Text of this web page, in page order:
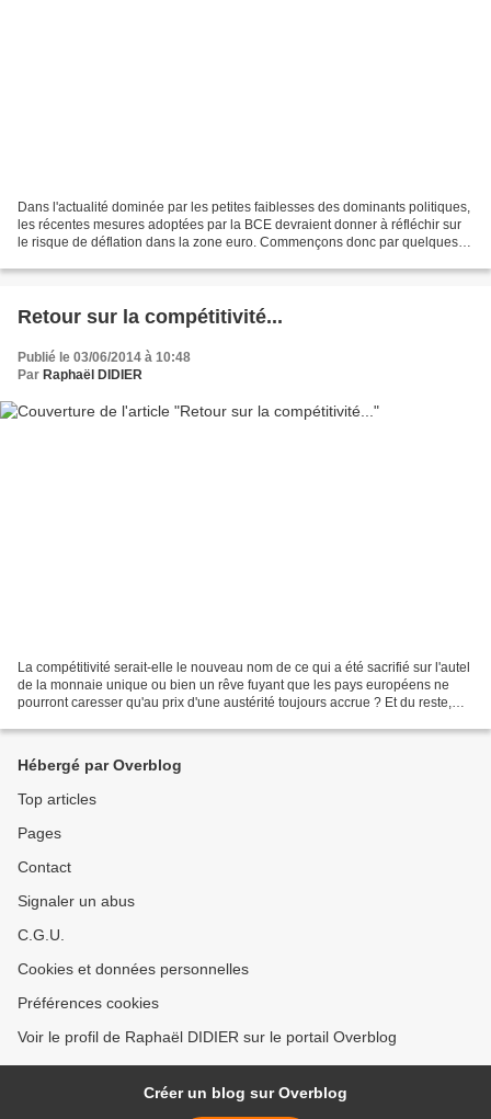
Dans l'actualité dominée par les petites faiblesses des dominants politiques,
les récentes mesures adoptées par la BCE devraient donner à réfléchir sur
le risque de déflation dans la zone euro. Commençons donc par quelques
Retour sur la compétitivité...
Publié le 03/06/2014 à 10:48
Par Raphaël DIDIER
La compétitivité serait-elle le nouveau nom de ce qui a été sacrifié sur l'autel
de la monnaie unique ou bien un rêve fuyant que les pays européens ne
pourront caresser qu'au prix d'une austérité toujours accrue ? Et du reste,
Hébergé par Overblog
Top articles
Pages
Contact
Signaler un abus
C.G.U.
Cookies et données personnelles
Préférences cookies
Voir le profil de Raphaël DIDIER sur le portail Overblog
Créer un blog sur Overblog